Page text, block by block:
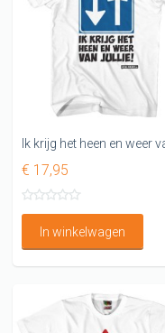
€ 17,95
In winkelwagen